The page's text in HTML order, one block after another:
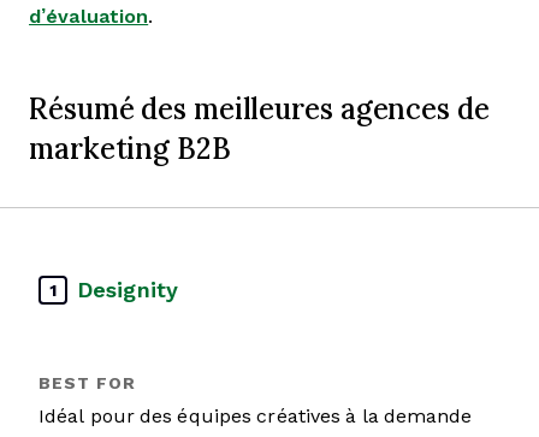
d’évaluation.
Résumé des meilleures agences de
marketing B2B
1 Designity
Idéal pour des équipes créatives à la demande